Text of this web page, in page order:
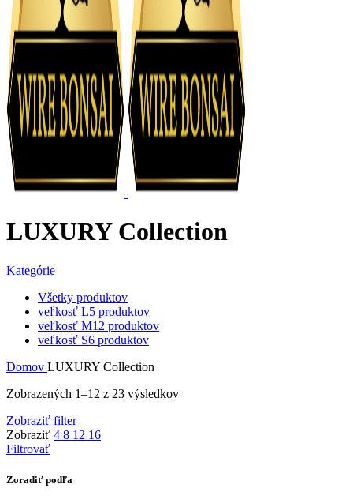
LUXURY Collection
Kategórie
Všetky produktov
veľkosť L5 produktov
veľkosť M12 produktov
veľkosť S6 produktov
Domov LUXURY Collection
Zobrazených 1–12 z 23 výsledkov
Zobraziť filter
Zobraziť 4 8 12 16
Filtrovať
Zoradiť podľa